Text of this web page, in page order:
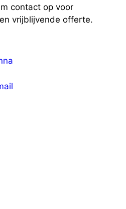
contact op voor
vrijblijvende offerte.